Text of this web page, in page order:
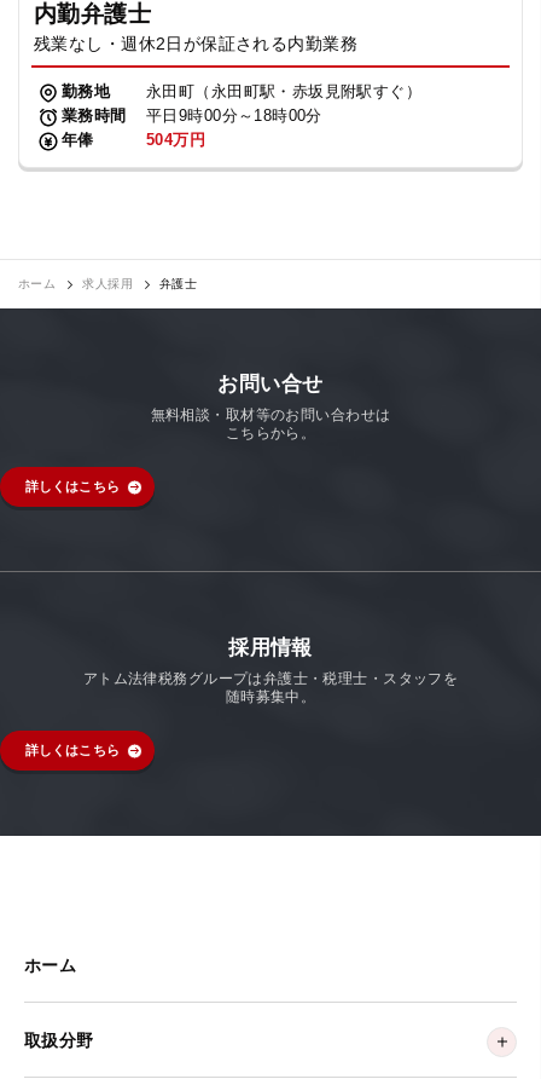
内勤弁護士
残業なし・週休2日が保証される内勤業務
勤務地
永田町（永田町駅・赤坂見附駅すぐ）
業務時間
平日9時00分～18時00分
年俸
504万円
ホーム 求人採用 弁護士
お問い合せ
無料相談・取材等のお問い合わせは
こちらから。
詳しくはこちら
採用情報
アトム法律税務グループは弁護士・税理士・スタッフを
随時募集中。
詳しくはこちら
ホーム
取扱分野